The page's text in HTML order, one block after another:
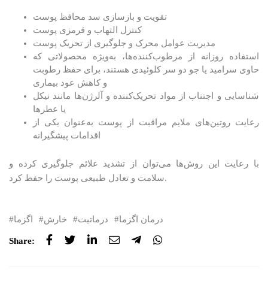
تقویت و بازسازی سد محافظ پوست
کنترل التهاب و قرمزی پوست
مدیریت عوامل محرک و جلوگیری از تحریک پوست
استفاده روزانه از مرطوب‌کننده‌ها، به‌ویژه محصولاتی که
حاوی سرامید یا جو دو سر کلوئیدی هستند، برای حفظ رطوبت
و کاهش عود بیماری
شناسایی و اجتناب از مواد تحریک‌کننده و آلرژن‌ها مانند نیکل
یا عطرها
رعایت روتین‌های ملایم مراقبت از پوست به‌عنوان یکی از
اقدامات پیشگیرانه
با رعایت این روش‌ها می‌توان از تشدید علائم جلوگیری کرده و
سلامت و تعادل طبیعی پوست را حفظ کرد.
اگزما خارش درماتیت درمان اگزما
Share: